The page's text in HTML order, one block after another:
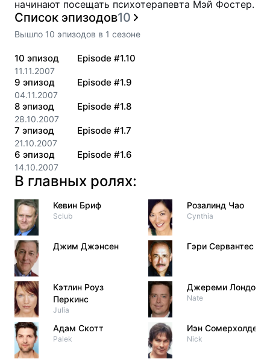
начинают посещать психотерапевта Мэй Фостер.
Список эпизодов10
Вышло 10 эпизодов в 1 сезоне
10 эпизод
11.11.2007
Episode #1.10
9 эпизод
04.11.2007
Episode #1.9
8 эпизод
28.10.2007
Episode #1.8
7 эпизод
21.10.2007
Episode #1.7
6 эпизод
14.10.2007
Episode #1.6
В главных ролях:
Кевин Бриф
Sclub
Джим Джэнсен
Кэтлин Роуз
Перкинс
Julia
Адам Скотт
Palek
Розалинд Чао
Cynthia
Гэри Сервантес
Джереми Лондон
Nate
Иэн Сомерхолдер
Nick